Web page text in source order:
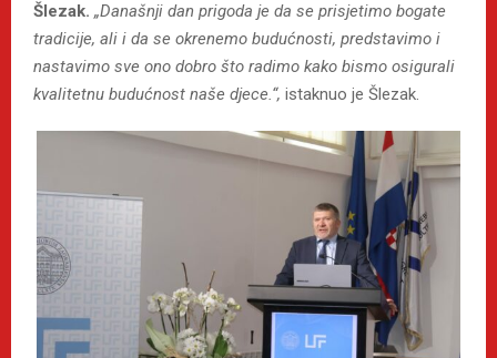
Šlezak. „Današnji dan prigoda je da se prisjetimo bogate
tradicije, ali i da se okrenemo budućnosti, predstavimo i
nastavimo sve ono dobro što radimo kako bismo osigurali
kvalitetnu budućnost naše djece.“, istaknuo je Šlezak.